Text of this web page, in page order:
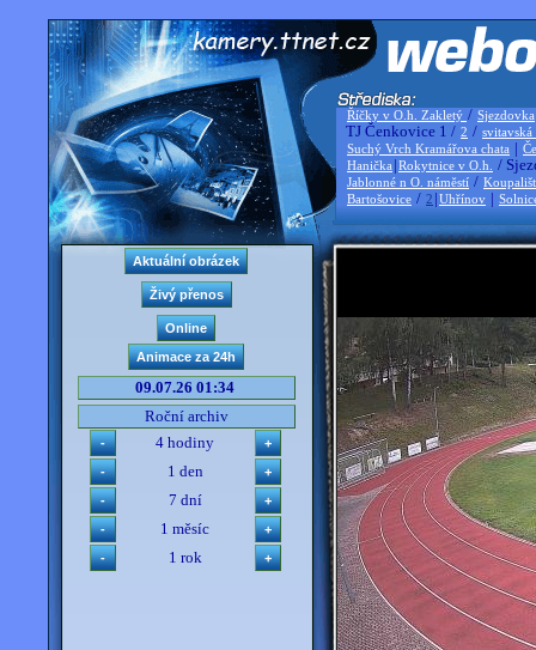
Říčky v O.h. Zakletý / Sjezdovka
TJ Čenkovice 1 / 2 / svitavská
Suchý Vrch Kramářova chata |
Hanička |Rokytnice v O.h. /
Jablonné n O. náměstí /
Bartošovice / 2 |Uhřínov |
09.07.26 01:34
Roční archiv
4 hodiny
1 den
7 dní
1 měsíc
1 rok